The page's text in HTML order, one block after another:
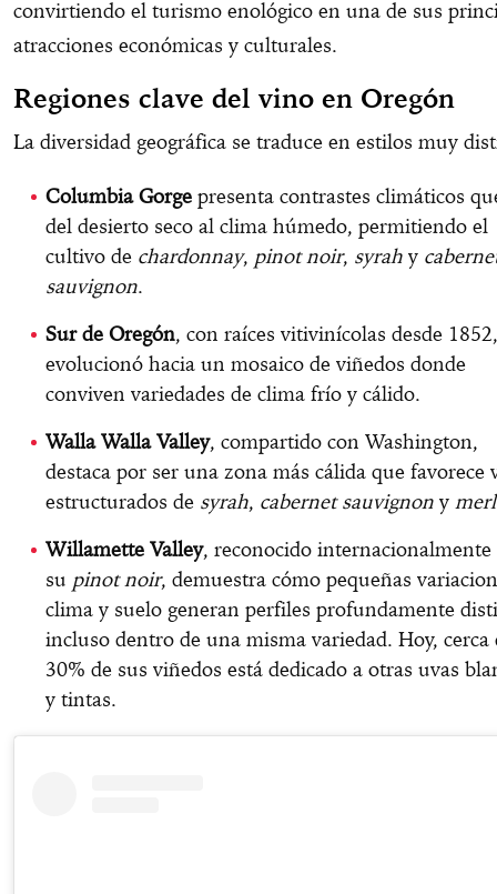
convirtiendo el turismo enológico en una de sus
atracciones económicas y culturales.
Regiones clave del vino en Oregón
La diversidad geográfica se traduce en estilos muy
Columbia Gorge presenta contrastes climáticos
del desierto seco al clima húmedo, permitiendo el
cultivo de chardonnay, pinot noir, syrah y
sauvignon.
Sur de Oregón, con raíces vitivinícolas desde 1852,
evolucionó hacia un mosaico de viñedos donde
conviven variedades de clima frío y cálido.
Walla Walla Valley, compartido con Washington,
destaca por ser una zona más cálida que favorece
estructurados de syrah, cabernet sauvignon y
Willamette Valley, reconocido internacionalmente
su pinot noir, demuestra cómo pequeñas
clima y suelo generan perfiles profundamente
incluso dentro de una misma variedad. Hoy, cerca
30% de sus viñedos está dedicado a otras uvas
y tintas.